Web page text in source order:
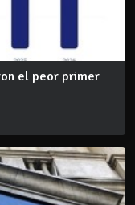
el peor primer